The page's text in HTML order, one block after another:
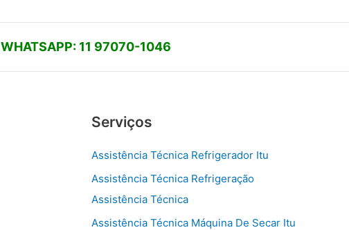
WHATSAPP: 11 97070-1046
Serviços
Assistência Técnica Refrigerador Itu
Assistência Técnica Refrigeração
Assistência Técnica
Assistência Técnica Máquina De Secar Itu